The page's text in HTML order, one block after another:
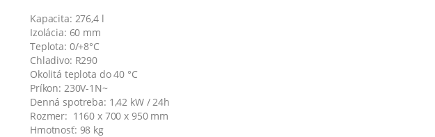
Kapacita: 276,4 l
Izolácia: 60 mm
Teplota: 0/+8°C
Chladivo: R290
Okolitá teplota do 40 °C
Príkon: 230V-1N~
Denná spotreba: 1,42 kW / 24h
Rozmer: 1160 x 700 x 950 mm
Hmotnosť: 98 kg